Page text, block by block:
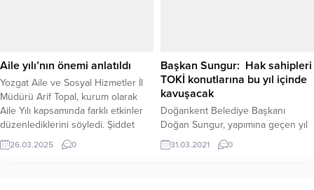
sonucunda Yozgat teşkilatına...
İnternet Gazetesi aynı çatı...
Aile yılı’nın önemi anlatıldı
Yozgat Aile ve Sosyal Hizmetler İl
Müdürü Arif Topal, kurum olarak
Aile Yılı kapsamında farklı etkinler
düzenlediklerini söyledi. Şiddet
Önleme ve İzleme Merkezi
Müdürlüğü tarafından
26.03.2025 0
Başkan Sungur: Hak sahipleri
TOKİ konutlarına bu yıl içinde
kavuşacak
Doğankent Belediye Başkanı
Doğan Sungur, yapımına geçen yıl
başlanılan TOKİ Konut inşaatlarında
çalışmaların yoğun bir şekilde
31.03.2021 0